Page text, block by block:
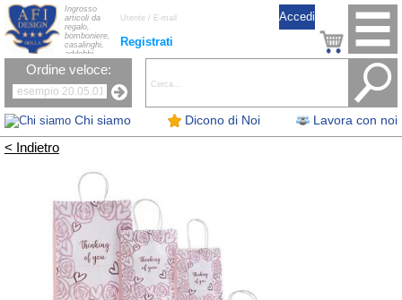
Chi siamo Dicono di Noi Lavora con noi
Registrati
Ingrosso
articoli da
regalo,
bomboniere,
casalinghi,
addobbi
natalizi, nastri,
oggettistica,
la tavola, fiori
artificiali e
candele.
Ordine veloce:
< Indietro